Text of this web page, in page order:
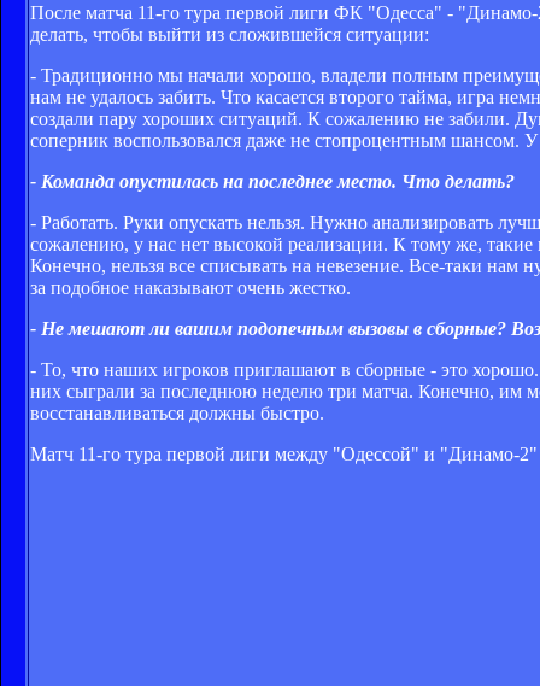
После матча 11-го тура первой лиги ФК "Одесса" -
делать, чтобы выйти из сложившейся ситуации:
- Традиционно мы начали хорошо, владели полным
нам не удалось забить. Что касается второго тайма, игра
создали пару хороших ситуаций. К сожалению не забили.
соперник воспользовался даже не стопроцентным
- Команда опустилась на последнее место. Что делать?
- Работать. Руки опускать нельзя. Нужно анализировать
сожалению, у нас нет высокой реализации. К тому же,
Конечно, нельзя все списывать на невезение. Все-таки нам
за подобное наказывают очень жестко.
- Не мешают ли вашим подопечным вызовы в сборные?
- То, что наших игроков приглашают в сборные - это
них сыграли за последнюю неделю три матча. Конечно, им
восстанавливаться должны быстро.
Матч 11-го тура первой лиги между "Одессой" и "Динамо-2"